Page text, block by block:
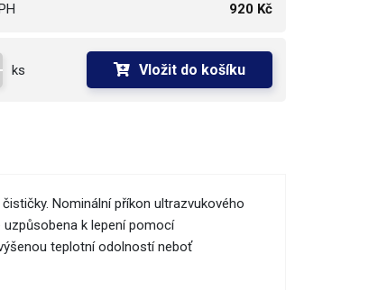
920 Kč
ks Vložit do košíku
Nominální příkon ultrazvukového
k lepení pomocí
teplotní odolností neboť